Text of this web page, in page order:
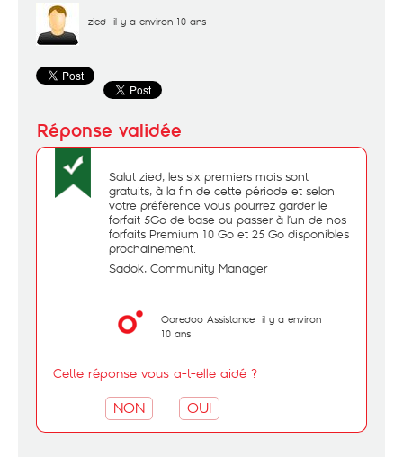
zied il y a environ 10 ans
Salut zied, les six premiers mois sont
gratuits, à la fin de cette période et selon
votre préférence vous pourrez garder le
forfait 5Go de base ou passer à l’un de nos
forfaits Premium 10 Go et 25 Go disponibles
prochainement.
Sadok, Community Manager
Ooredoo Assistance il y a environ
10 ans
Cette réponse vous a-t-elle aidé ?
NON OUI